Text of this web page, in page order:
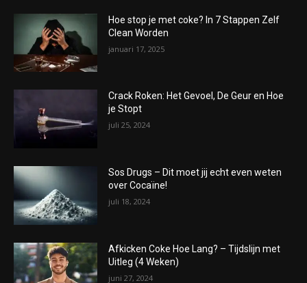
Hoe stop je met coke? In 7 Stappen Zelf
Clean Worden
januari 17, 2025
Crack Roken: Het Gevoel, De Geur en Hoe
je Stopt
juli 25, 2024
Sos Drugs – Dit moet jij echt even weten
over Cocaïne!
juli 18, 2024
Afkicken Coke Hoe Lang? – Tijdslijn met
Uitleg (4 Weken)
juni 27, 2024